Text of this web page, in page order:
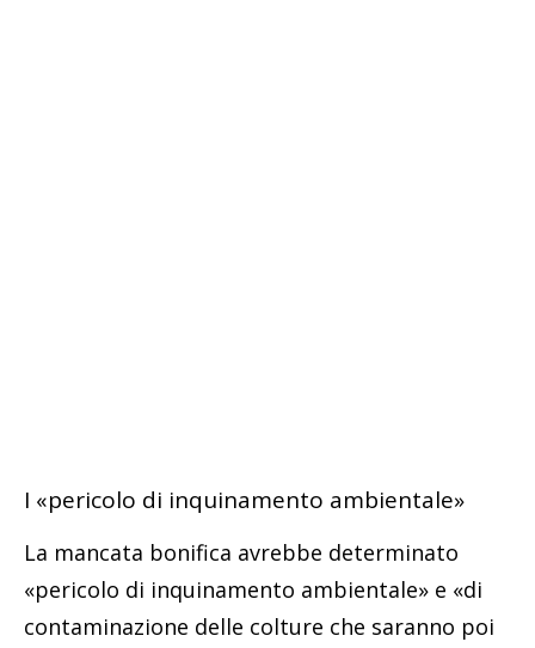
I «pericolo di inquinamento ambientale»
La mancata bonifica avrebbe determinato
«pericolo di inquinamento ambientale» e «di
contaminazione delle colture che saranno poi